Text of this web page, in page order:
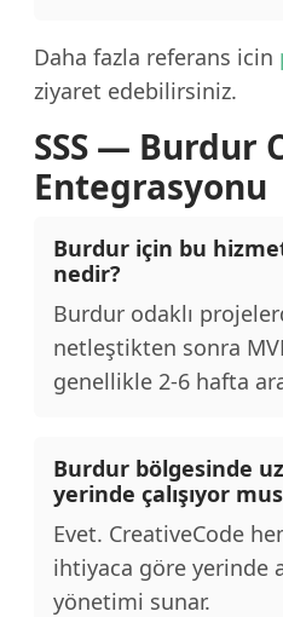
Daha fazla referans icin
ziyaret edebilirsiniz.
SSS — Burdur
Entegrasyonu
Burdur için bu
nedir?
Burdur odaklı
netleştikten sonra
genellikle 2-6 hafta
Burdur bölgesinde
yerinde çalışıyor
Evet. CreativeCode
ihtiyaca göre yerinde
yönetimi sunar.